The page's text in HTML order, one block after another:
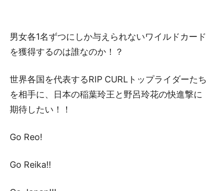
男女各1名ずつにしか与えられないワイルドカード
を獲得するのは誰なのか！？
世界各国を代表するRIP CURLトップライダーたち
を相手に、日本の稲葉玲王と野呂玲花の快進撃に
期待したい！！
Go Reo!
Go Reika!!